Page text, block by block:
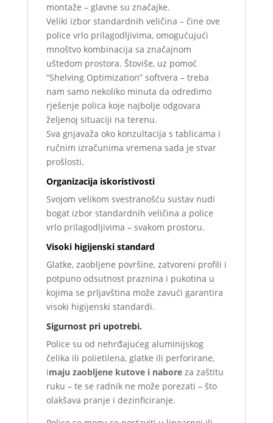
montaže – glavne su značajke.
Veliki izbor standardnih veličina – čine ove
police vrlo prilagodljivima, omogućujući
mnoštvo kombinacija sa značajnom
uštedom prostora. Štoviše, uz pomoć
“Shelving Optimization” softvera – treba
nam samo nekoliko minuta da odredimo
rješenje polica koje najbolje odgovara
željenoj situaciji na terenu.
Sva gnjavaža oko konzultacija s tablicama i
ručnim izračunima vremena sada je stvar
prošlosti.
Organizacija iskoristivosti
Svojom velikom svestranošću sustav nudi
bogat izbor standardnih veličina a police
vrlo prilagodljivima – svakom prostoru.
Visoki higijenski standard
Glatke, zaobljene površine, zatvoreni profili i
potpuno odsutnost praznina i pukotina u
kojima se prljavština može zavući garantira
visoki higijenski standardi.
Sigurnost pri upotrebi.
Police su od nehrđajućeg aluminijskog
čelika ili polietilena, glatke ili perforirane,
imaju zaobljene kutove i naboreza zaštitu
ruku – te se radnik ne može porezati – što
olakšava pranje i dezinficiranje.